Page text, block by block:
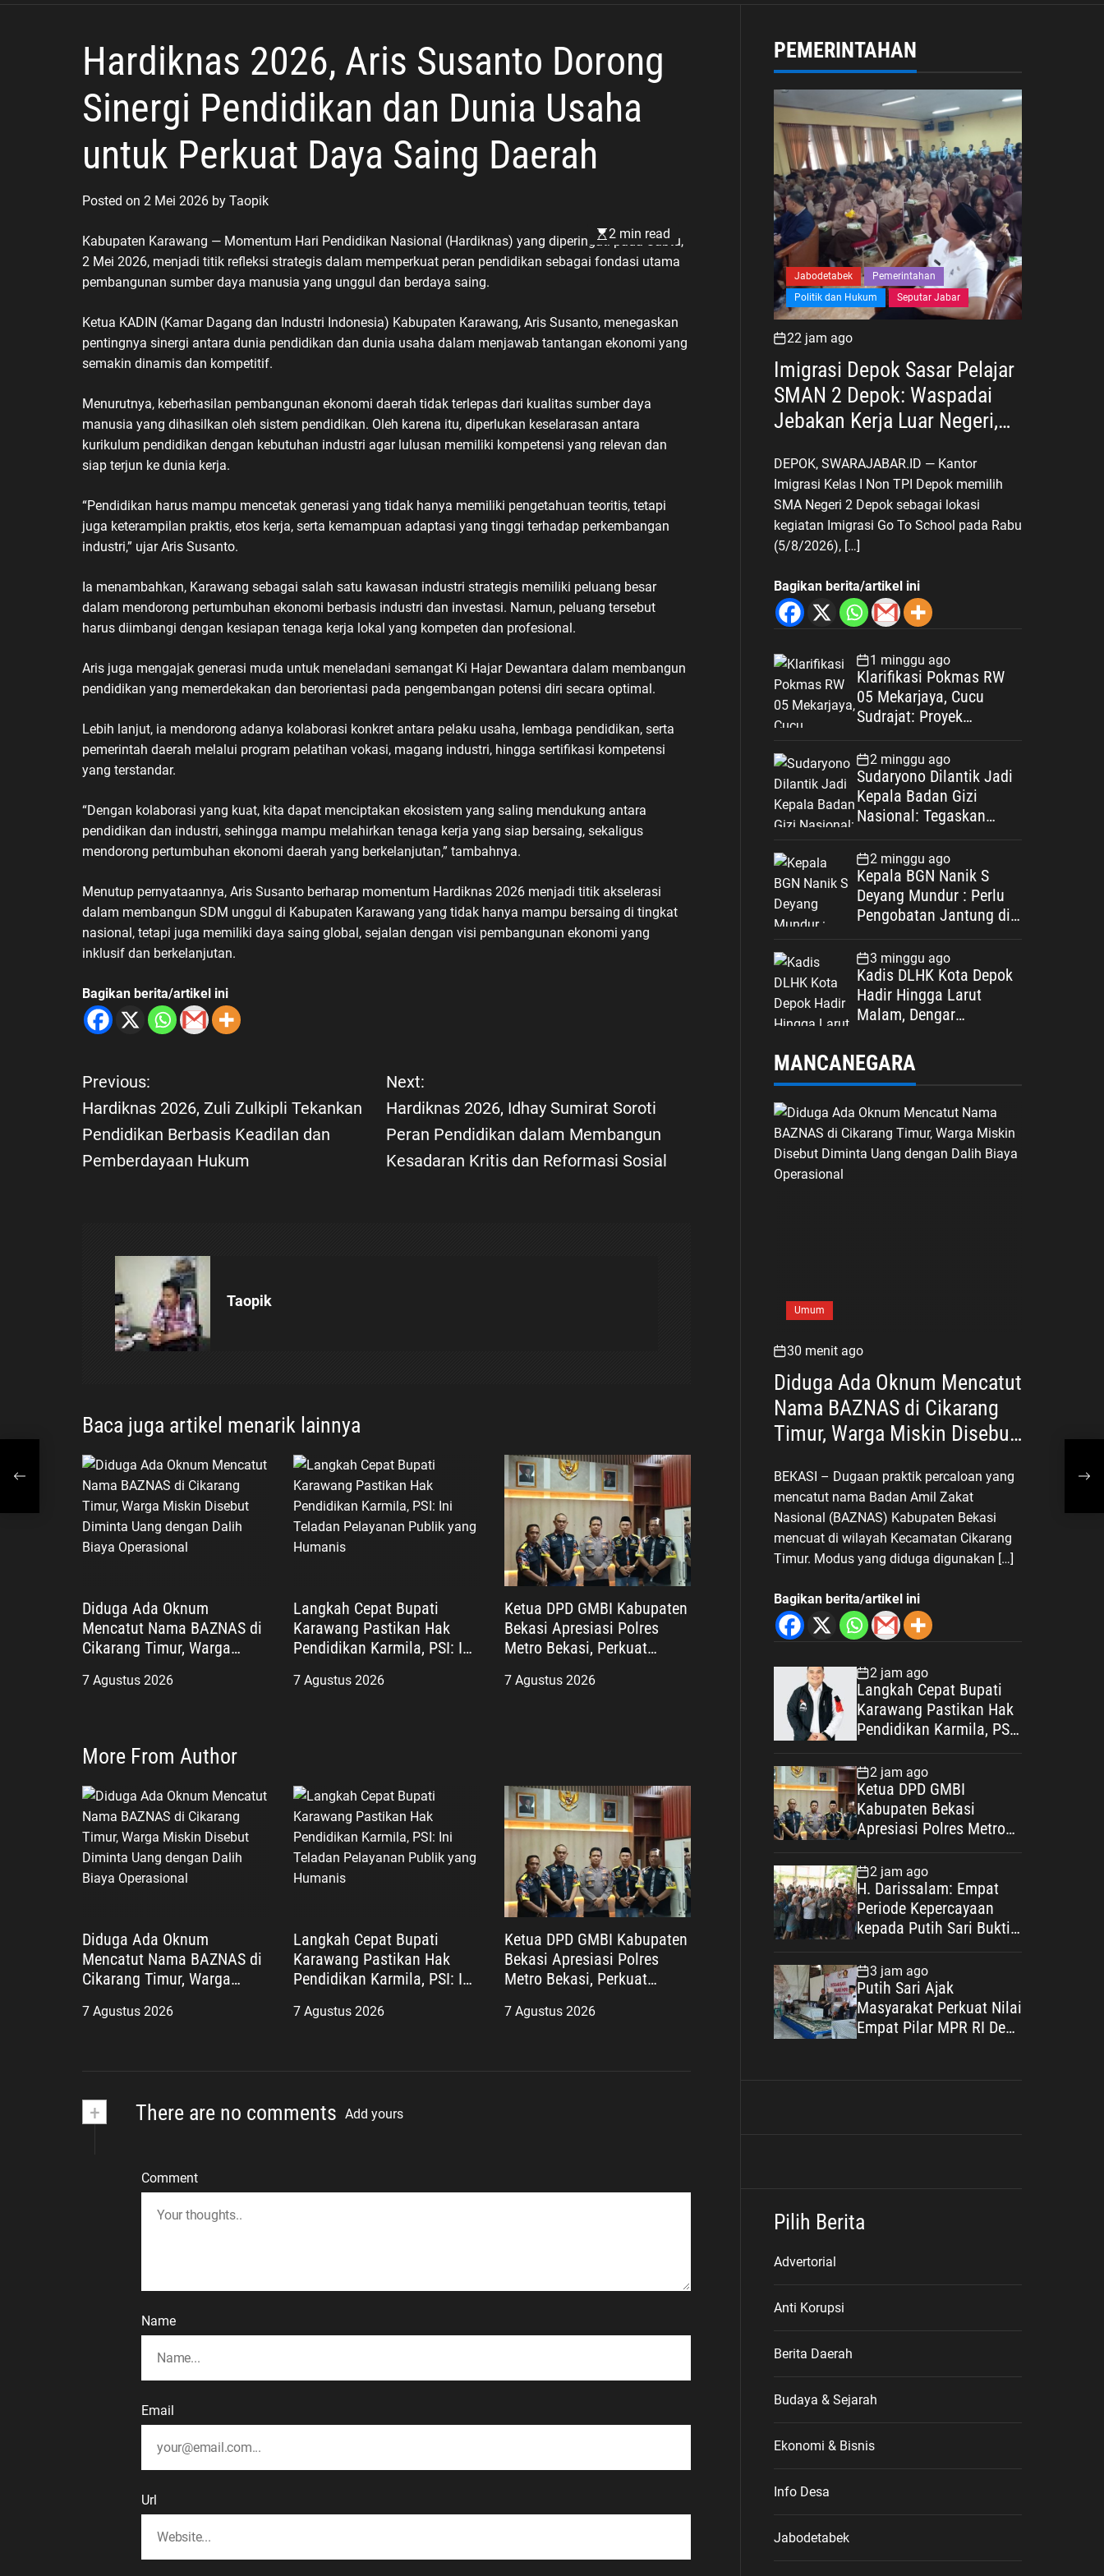
Hardiknas 2026, Aris Susanto Dorong
Sinergi Pendidikan dan Dunia Usaha
untuk Perkuat Daya Saing Daerah
Posted on 2 Mei 2026 by Taopik
2 min read
Kabupaten Karawang — Momentum Hari Pendidikan Nasional (Hardiknas) yang diperingati pada Sabtu,
2 Mei 2026, menjadi titik refleksi strategis dalam memperkuat peran pendidikan sebagai fondasi utama
pembangunan sumber daya manusia yang unggul dan berdaya saing.
Ketua KADIN (Kamar Dagang dan Industri Indonesia) Kabupaten Karawang, Aris Susanto, menegaskan
pentingnya sinergi antara dunia pendidikan dan dunia usaha dalam menjawab tantangan ekonomi yang
semakin dinamis dan kompetitif.
Menurutnya, keberhasilan pembangunan ekonomi daerah tidak terlepas dari kualitas sumber daya
manusia yang dihasilkan oleh sistem pendidikan. Oleh karena itu, diperlukan keselarasan antara
kurikulum pendidikan dengan kebutuhan industri agar lulusan memiliki kompetensi yang relevan dan
siap terjun ke dunia kerja.
“Pendidikan harus mampu mencetak generasi yang tidak hanya memiliki pengetahuan teoritis, tetapi
juga keterampilan praktis, etos kerja, serta kemampuan adaptasi yang tinggi terhadap perkembangan
industri,” ujar Aris Susanto.
Ia menambahkan, Karawang sebagai salah satu kawasan industri strategis memiliki peluang besar
dalam mendorong pertumbuhan ekonomi berbasis industri dan investasi. Namun, peluang tersebut
harus diimbangi dengan kesiapan tenaga kerja lokal yang kompeten dan profesional.
Aris juga mengajak generasi muda untuk meneladani semangat Ki Hajar Dewantara dalam membangun
pendidikan yang memerdekakan dan berorientasi pada pengembangan potensi diri secara optimal.
Lebih lanjut, ia mendorong adanya kolaborasi konkret antara pelaku usaha, lembaga pendidikan, serta
pemerintah daerah melalui program pelatihan vokasi, magang industri, hingga sertifikasi kompetensi
yang terstandar.
“Dengan kolaborasi yang kuat, kita dapat menciptakan ekosistem yang saling mendukung antara
pendidikan dan industri, sehingga mampu melahirkan tenaga kerja yang siap bersaing, sekaligus
mendorong pertumbuhan ekonomi daerah yang berkelanjutan,” tambahnya.
Menutup pernyataannya, Aris Susanto berharap momentum Hardiknas 2026 menjadi titik akselerasi
dalam membangun SDM unggul di Kabupaten Karawang yang tidak hanya mampu bersaing di tingkat
nasional, tetapi juga memiliki daya saing global, sejalan dengan visi pembangunan ekonomi yang
inklusif dan berkelanjutan.
Bagikan berita/artikel ini
N
a
v
o
s
Previous:
Hardiknas 2026, Zuli Zulkipli Tekankan
Pendidikan Berbasis Keadilan dan
Pemberdayaan Hukum
Next:
Hardiknas 2026, Idhay Sumirat Soroti
Peran Pendidikan dalam Membangun
Kesadaran Kritis dan Reformasi Sosial
Taopik
Baca juga artikel menarik lainnya
Diduga Ada Oknum
Mencatut Nama BAZNAS di
Cikarang Timur, Warga
Uang dengan Dalih Biaya
7 Agustus 2026
Langkah Cepat Bupati
Karawang Pastikan Hak
Pendidikan Karmila, PSI: Ini
yang Humanis
7 Agustus 2026
Ketua DPD GMBI Kabupaten
Bekasi Apresiasi Polres
Metro Bekasi, Perkuat
Kepolisian Demi Kamtibmas
7 Agustus 2026
More From Author
Diduga Ada Oknum
Mencatut Nama BAZNAS di
Cikarang Timur, Warga
Uang dengan Dalih Biaya
7 Agustus 2026
Langkah Cepat Bupati
Karawang Pastikan Hak
Pendidikan Karmila, PSI: Ini
yang Humanis
7 Agustus 2026
Ketua DPD GMBI Kabupaten
Bekasi Apresiasi Polres
Metro Bekasi, Perkuat
Kepolisian Demi Kamtibmas
7 Agustus 2026
+ There are no comments Add yours
Comment
Name
Email
Url
PEMERINTAHAN
Jabodetabek
Pemerintahan
Politik dan Hukum
Seputar Jabar
22 jam ago
Imigrasi Depok Sasar Pelajar
SMAN 2 Depok: Waspadai
Jebakan Kerja Luar Negeri,
Depan
DEPOK, SWARAJABAR.ID — Kantor
Imigrasi Kelas I Non TPI Depok memilih
SMA Negeri 2 Depok sebagai lokasi
kegiatan Imigrasi Go To School pada Rabu
(5/8/2026), […]
Bagikan berita/artikel ini
1 minggu ago
Klarifikasi Pokmas RW
05 Mekarjaya, Cucu
Sudrajat: Proyek
Spesifikasi
2 minggu ago
Sudaryono Dilantik Jadi
Kepala Badan Gizi
Nasional: Tegaskan
Kepentingan
2 minggu ago
Kepala BGN Nanik S
Deyang Mundur : Perlu
Pengobatan Jantung di
3 minggu ago
Kadis DLHK Kota Depok
Hadir Hingga Larut
Malam, Dengar
Retribusi Sampah di
MANCANEGARA
Umum
30 menit ago
Diduga Ada Oknum Mencatut
Nama BAZNAS di Cikarang
Timur, Warga Miskin Disebut
Biaya Operasional
BEKASI – Dugaan praktik percaloan yang
mencatut nama Badan Amil Zakat
Nasional (BAZNAS) Kabupaten Bekasi
mencuat di wilayah Kecamatan Cikarang
Timur. Modus yang diduga digunakan […]
Bagikan berita/artikel ini
2 jam ago
Langkah Cepat Bupati
Karawang Pastikan Hak
Pendidikan Karmila, PSI:
Publik yang Humanis
2 jam ago
Ketua DPD GMBI
Kabupaten Bekasi
Apresiasi Polres Metro
Masyarakat dan
Kepolisian Demi
Kamtibmas yang
Kondusif
2 jam ago
H. Darissalam: Empat
Periode Kepercayaan
kepada Putih Sari Bukti
Masyarakat
3 jam ago
Putih Sari Ajak
Masyarakat Perkuat Nilai
Empat Pilar MPR RI Demi
Pilih Berita
Advertorial
Anti Korupsi
Berita Daerah
Budaya & Sejarah
Ekonomi & Bisnis
Info Desa
Jabodetabek